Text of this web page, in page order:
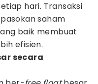
hari. Transaksi
saham
baik membuat
efisien.
secara